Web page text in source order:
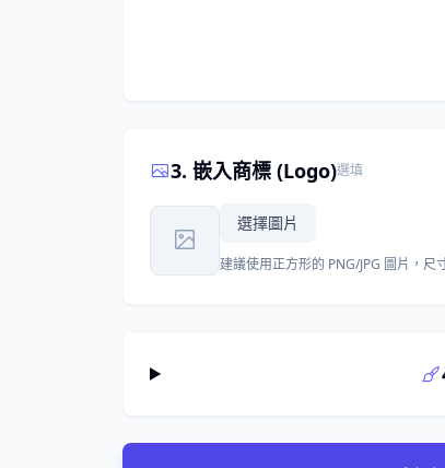
3. 嵌入商標 (Logo)選填
選擇圖片
建議使用正方形的 PNG/JPG 圖片，尺